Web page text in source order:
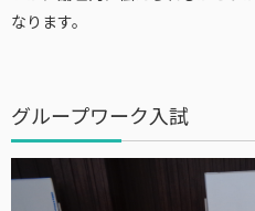
なります。
グループワーク入試